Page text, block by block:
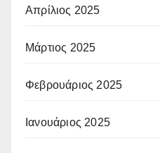
Απρίλιος 2025
Μάρτιος 2025
Φεβρουάριος 2025
Ιανουάριος 2025